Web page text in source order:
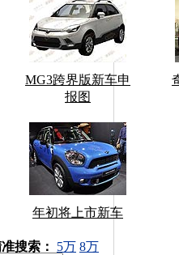
MG3跨界版新车申
报图
年初将上市新车
搜索：
搜索： 5万 8万